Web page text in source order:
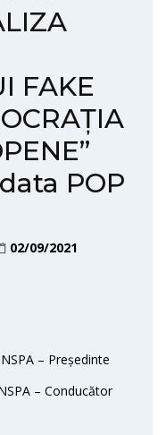
FAKE
POP
02/09/2021
– Președinte
– Conducător